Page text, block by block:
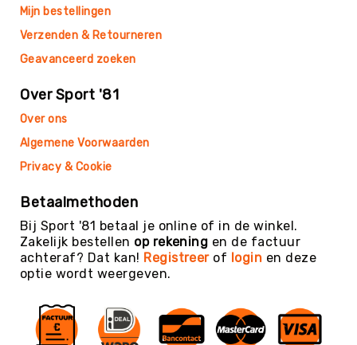
Tennis
Trampolinespringen
Trefbal
Trendsporten
Gymnastiek
Vechtsport
Zelfverdediging
Voetbal
Volleybal
Waterpolo
Meditatie
Mijn bestellingen
Verzenden & Retourneren
Geavanceerd zoeken
Over Sport '81
Over ons
Algemene Voorwaarden
Privacy & Cookie
Betaalmethoden
Bij Sport '81 betaal je online of in de winkel.
Zakelijk bestellen op rekening en de factuur
achteraf? Dat kan! Registreerof login en deze
optie wordt weergeven.